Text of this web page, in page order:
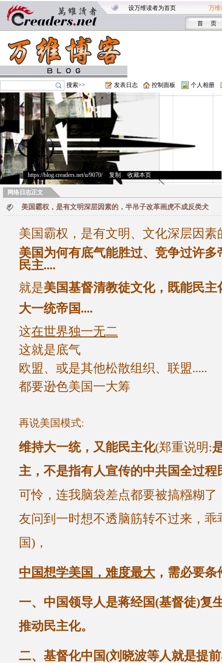
设万维读者为首页 万维
首 页
搜索>> 发表日志 控制面板 个人相册
https://blog.creaders.net/u/9070/> 复制 收藏本页
网络日志正文
美国霸权，是有文明深层因素的，半吊子改革画虎不成反类犬
美国霸权，是有文明、文化深层因素
美国为何有底气能胜过、竞争过许多
民主....
就是美国基督清教徒文化，既能民主
大一统帝国....
这在世界独一无二
这就是底气
欧盟、或是其他松散组织、联盟.....
都要逊色美国一大筹
再说美国模式:
维持大一统，又能民主化(郑重说明:
主，不是指有人宣传的中共国全过程
可怜，连我脑袋差点都要被搞糨糊了
友问到一时想不透脑筋转不过来，乖
国)，
中国想学美国，难度最大 ，需必要条
一、中国领导人是蒋经国(基督徒)复
推动民主化。
二、基督化中国(刘晓波等人就是提